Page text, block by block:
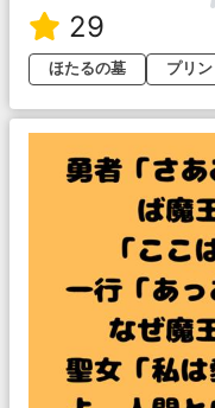
29
ほたるの墓
プリン